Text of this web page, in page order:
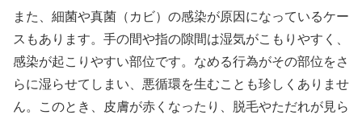
また、細菌や真菌（カビ）の感染が原因になっているケー
スもあります。手の間や指の隙間は湿気がこもりやすく、
感染が起こりやすい部位です。なめる行為がその部位をさ
らに湿らせてしまい、悪循環を生むことも珍しくありませ
ん。このとき、皮膚が赤くなったり、脱毛やただれが見ら